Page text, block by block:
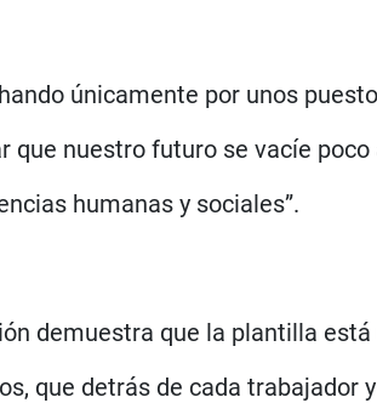
únicamente por unos
que nuestro futuro se vacíe
humanas y sociales”.
demuestra que la plantilla
que detrás de cada trabajador